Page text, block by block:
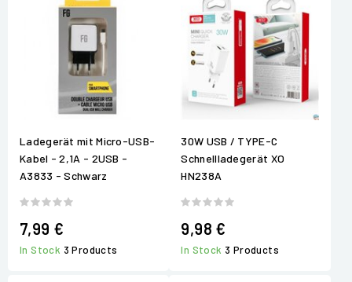
Ladegerät mit Micro-USB-
Kabel - 2,1A - 2USB -
A3833 - Schwarz
7,99 €
In Stock 3 Products
30W USB / TYPE-C
Schnellladegerät XO
HN238A
9,98 €
In Stock 3 Products